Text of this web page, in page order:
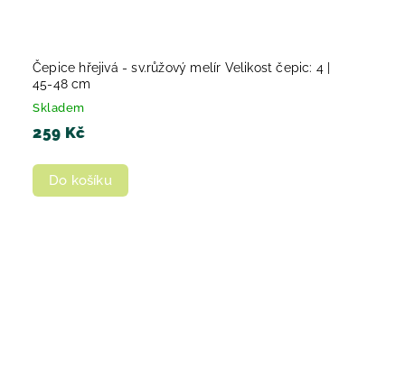
Čepice hřejivá - sv.růžový melír Velikost čepic: 4 |
45-48 cm
Skladem
259 Kč
Do košíku